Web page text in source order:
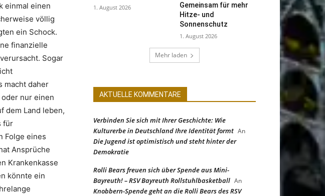
einmal einen
völlig
ein Schock.
finanzielle
Sogar
macht daher
nur einen
dem Land leben,
für
Folge eines
Ansprüche
Krankenkasse
könnte ein
1. August 2026
Gemeinsam für mehr
Hitze- und
Sonnenschutz
1. August 2026
Mehr laden
AKTUELLE KOMMENTARE
Verbinden Sie sich mit Ihrer Geschichte: Wie
Kulturerbe in Deutschland Ihre Identität formt An
Die Jugend ist optimistisch und steht hinter der
Demokratie
Rolli Bears freuen sich über Spende aus Mini-
Bayreuth! – RSV Bayreuth Rollstuhlbasketball An
Knobbern-Spende geht an die Rolli Bears des RSV